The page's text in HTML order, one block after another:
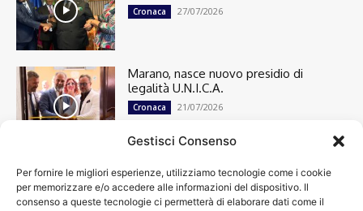
Gestisci Consenso
Per fornire le migliori esperienze, utilizziamo tecnologie come i cookie
per memorizzare e/o accedere alle informazioni del dispositivo. Il
consenso a queste tecnologie ci permetterà di elaborare dati come il
Cronaca 27/07/2026
Marano, nasce nuovo presidio di
legalità U.N.I.C.A.
Cronaca 21/07/2026
Cronaca
13501
Attualità
7305